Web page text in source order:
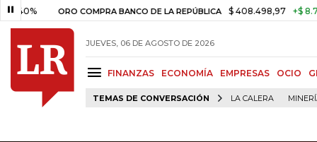
ORO COMPRA BANCO DE LA REPÚBLICA $ 408.498,97 +$ 8.753,81
JUEVES, 06 DE AGOSTO DE 2026
FINANZAS ECONOMÍA EMPRESAS OCIO
TEMAS DE CONVERSACIÓN LA CALERA